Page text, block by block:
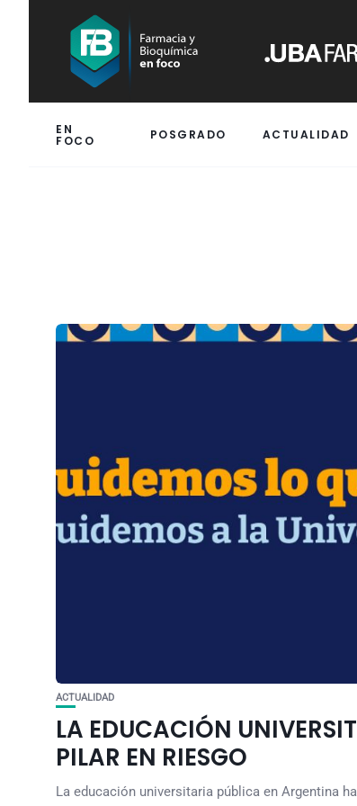
EN
FOCO POSGRADO ACTUALIDAD
ACTUALIDAD
LA EDUCACIÓN
PILAR EN RIESGO
La educación universitaria pública en Argentina